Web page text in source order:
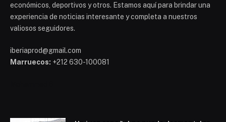
económicos, deportivos y otros. Estamos aquí para brindar una
experiencia de noticias interesante y completa a nuestros
valiosos seguidores.
iberiaprod@gmail.com
Marruecos: +212 630-100081